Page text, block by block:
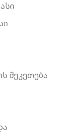
შეკეთება